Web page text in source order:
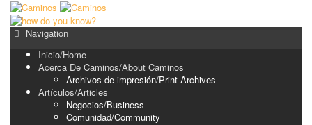
Navigation
Inicio/Home
Acerca De Caminos/About Caminos
Archivos de impresión/Print Archives
Artículos/Articles
Negocios/Business
Comunidad/Community